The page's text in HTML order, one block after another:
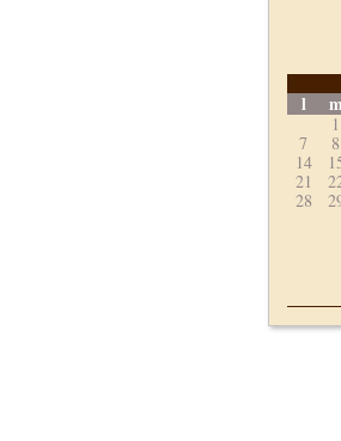
l m
1
7
8
14
21
28